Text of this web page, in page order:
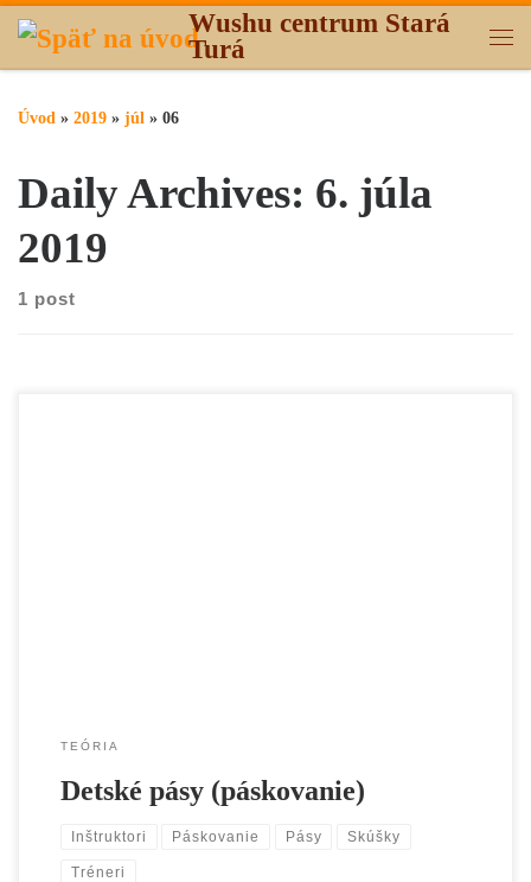
Skip to content
Wushu centrum Stará
Turá
Úvod » 2019 » júl » 06
Daily Archives: 6. júla
2019
1 post
TEÓRIA
Detské pásy (páskovanie)
Inštruktori Páskovanie Pásy Skúšky
Tréneri